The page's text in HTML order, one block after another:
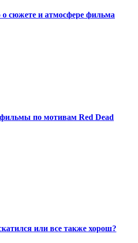
о сюжете и атмосфере фильма
по мотивам Red Dead
или все также хорош?